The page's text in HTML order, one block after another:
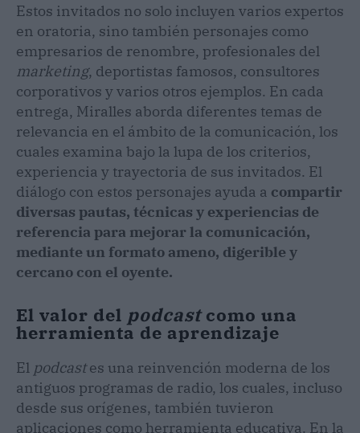
Estos invitados no solo incluyen varios expertos
en oratoria, sino también personajes como
empresarios de renombre, profesionales del
marketing, deportistas famosos, consultores
corporativos y varios otros ejemplos. En cada
entrega, Miralles aborda diferentes temas de
relevancia en el ámbito de la comunicación, los
cuales examina bajo la lupa de los criterios,
experiencia y trayectoria de sus invitados. El
diálogo con estos personajes ayuda a compartir
diversas pautas, técnicas y experiencias de
referencia para mejorar la comunicación,
mediante un formato ameno, digerible y
cercano con el oyente.
El valor del podcastcomo una
herramienta de aprendizaje
El podcastes una reinvención moderna de los
antiguos programas de radio, los cuales, incluso
desde sus orígenes, también tuvieron
aplicaciones como herramienta educativa. En la